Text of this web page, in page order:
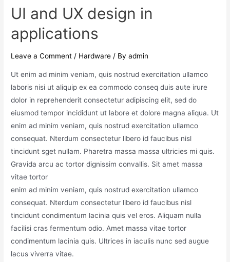
UI and UX design in
applications
Leave a Comment / Hardware / Byadmin
Ut enim ad minim veniam, quis nostrud exercitation ullamco
laboris nisi ut aliquip ex ea commodo conseq duis aute irure
dolor in reprehenderit consectetur adipiscing elit, sed do
eiusmod tempor incididunt ut labore et dolore magna aliqua. Ut
enim ad minim veniam, quis nostrud exercitation ullamco
consequat. Nterdum consectetur libero id faucibus nisl
tincidunt sget nullam. Pharetra massa massa ultricies mi quis.
Gravida arcu ac tortor dignissim convallis. Sit amet massa
vitae tortor
enim ad minim veniam, quis nostrud exercitation ullamco
consequat. Nterdum consectetur libero id faucibus nisl
tincidunt condimentum lacinia quis vel eros. Aliquam nulla
facilisi cras fermentum odio. Amet massa vitae tortor
condimentum lacinia quis. Ultrices in iaculis nunc sed augue
lacus viverra vitae.